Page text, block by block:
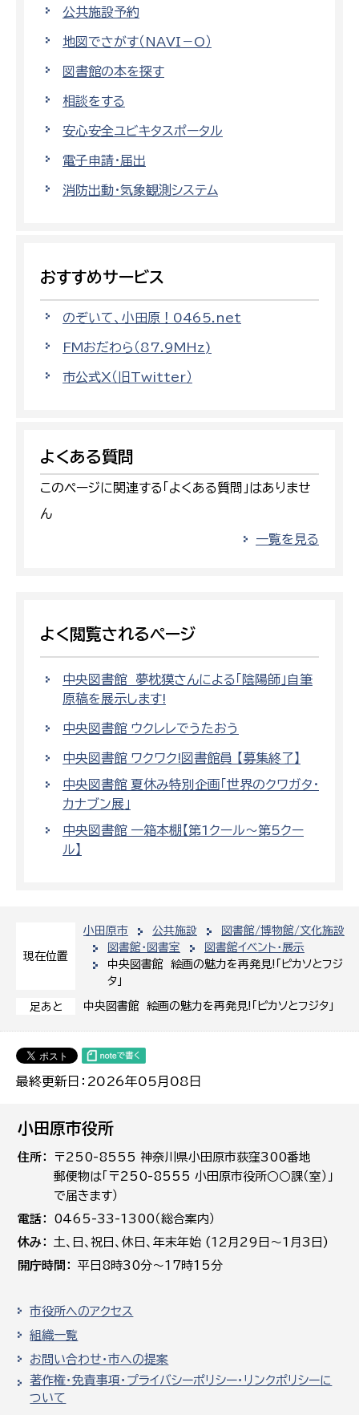
現在位置
小田原市 公共施設
図書館/博物館/文化施設
図書館・図書室
図書館イベント・展示
中央図書館 絵画の魅力を再発見!「ピカソとフジ
タ」
足あと 中央図書館 絵画の魅力を再発見!「ピカソとフジタ」
最終更新日：2026年05月08日
公共施設予約
地図でさがす（NAVI－O）
図書館の本を探す
相談をする
安心安全ユビキタスポータル
電子申請・届出
消防出動・気象観測システム
おすすめサービス
のぞいて、小田原！0465.net
FMおだわら（87.9MHz)
市公式X（旧Twitter）
よくある質問
このページに関連する「よくある質問」はありませ
ん
一覧を見る
よく閲覧されるページ
中央図書館 夢枕獏さんによる「陰陽師」自筆
原稿を展示します!
中央図書館 ウクレレでうたおう
中央図書館 ワクワク!図書館員 【募集終了】
中央図書館 夏休み特別企画「世界のクワガタ・
カナブン展」
中央図書館 一箱本棚【第1クール～第5クー
ル】
小田原市役所
住所
〒250-8555 神奈川県小田原市荻窪300番地
郵便物は「〒250-8555 小田原市役所○○課（室）」
で届きます）
電話
0465-33-1300（総合案内）
休み
土､日､祝日、休日、年末年始 (12月29日～1月3日)
開庁時間
平日8時30分～17時15分
市役所へのアクセス
組織一覧
お問い合わせ・市への提案
著作権・免責事項・プライバシーポリシー・リンクポリシーに
ついて